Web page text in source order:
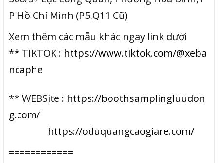
P Hồ Chí Minh (P5,Q11 Cũ)
Xem thêm các mẫu khác ngay link dưới
** TIKTOK : https://www.tiktok.com/@xeba
ncaphe
** WEBSite : https://boothsamplingluudon
g.com/
https://oduquangcaogiare.com/
============